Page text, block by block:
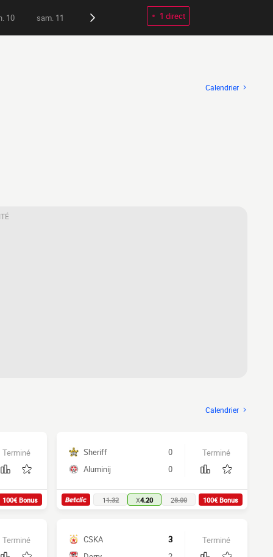
10 sam. 11 1 direct
Calendrier
Calendrier
Terminé
100€ Bonus
Sheriff
0
Aluminij
0
Terminé
11.32 X4.20 28.00 100€ Bonus
Terminé CSKA
3
Terminé